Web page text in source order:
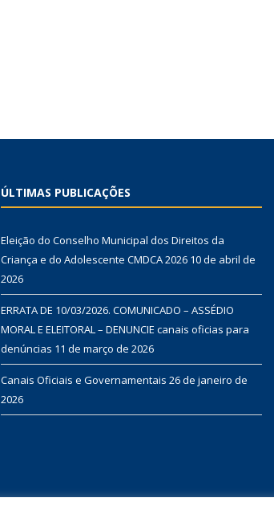
ÚLTIMAS PUBLICAÇÕES
Eleição do Conselho Municipal dos Direitos da
Criança e do Adolescente CMDCA 2026 10 de abril de
2026
ERRATA DE 10/03/2026. COMUNICADO – ASSÉDIO
MORAL E ELEITORAL – DENUNCIE canais oficias para
denúncias 11 de março de 2026
Canais Oficiais e Governamentais 26 de janeiro de
2026